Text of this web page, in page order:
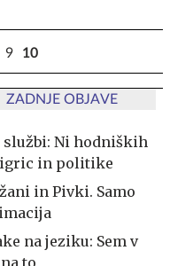
9 10
ZADNJE OBJAVE
službi: Ni hodniških
igric in politike
in Pivki. Samo
na jeziku: Sem v
to